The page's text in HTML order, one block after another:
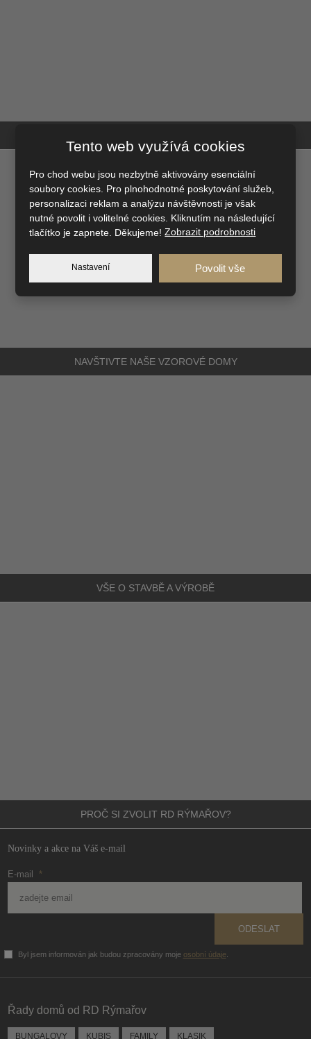
NAVŠTIVTE NAŠE VZOROVÉ DOMY
VŠE O STAVBĚ A VÝROBĚ
PROČ SI ZVOLIT RD RÝMAŘOV?
Novinky a akce na Váš e-mail
E-mail *
ODESLAT
Byl jsem informován jak budou zpracovány moje osobní údaje
odeslat.
Řady domů od RD Rýmařov
BUNGALOVY KUBIS FAMILY KLASIK
Tento web využívá cookies
Pro chod webu jsou nezbytně aktivovány esenciální
soubory cookies. Pro plnohodnotné poskytování služeb,
personalizaci reklam a analýzu návštěvnosti je však
nutné povolit i volitelné cookies. Kliknutím na následující
tlačítko je zapnete. Děkujeme!Zobrazit podrobnosti
Nastavení Povolit vše